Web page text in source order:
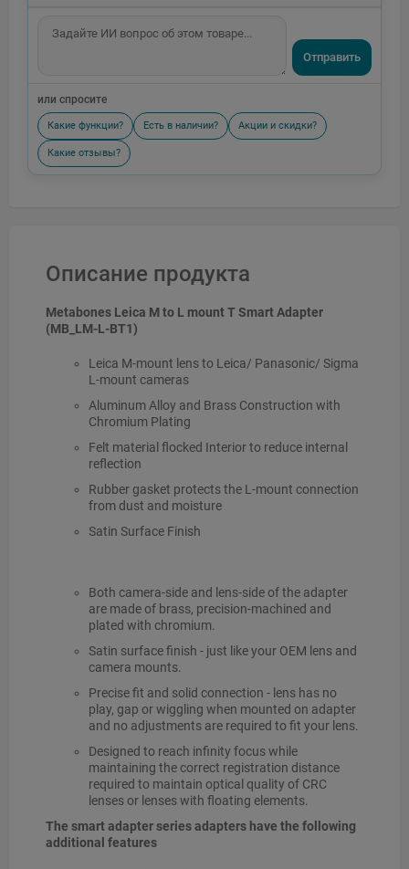
Отправить
или спросите
Какие функции? Есть в наличии? Акции и скидки?
Какие отзывы?
Описание продукта
Metabones Leica M to L mount T Smart Adapter
(MB_LM-L-BT1)
Leica M-mount lens to Leica/ Panasonic/ Sigma
L-mount cameras
Aluminum Alloy and Brass Construction with
Chromium Plating
Felt material flocked Interior to reduce internal
reflection
Rubber gasket protects the L-mount connection
from dust and moisture
Satin Surface Finish
Both camera-side and lens-side of the adapter
are made of brass, precision-machined and
plated with chromium.
Satin surface finish - just like your OEM lens and
camera mounts.
Precise fit and solid connection - lens has no
play, gap or wiggling when mounted on adapter
and no adjustments are required to fit your lens.
Designed to reach infinity focus while
maintaining the correct registration distance
required to maintain optical quality of CRC
lenses or lenses with floating elements.
The smart adapter series adapters have the following
additional features